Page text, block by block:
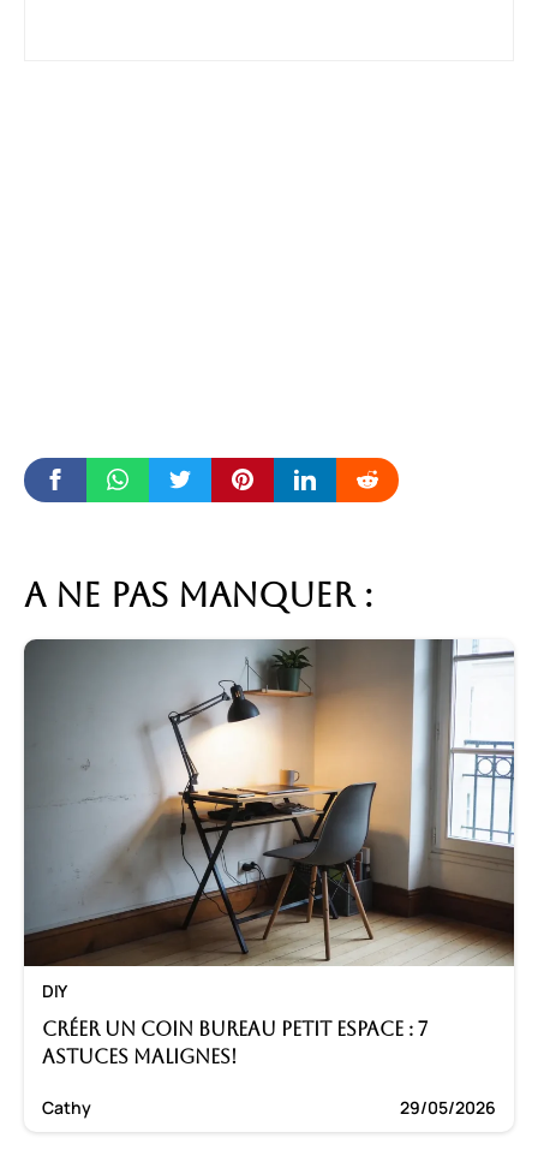
A ne pas manquer :
DIY
Créer un coin bureau petit espace : 7
astuces malignes!
Cathy 29/05/2026